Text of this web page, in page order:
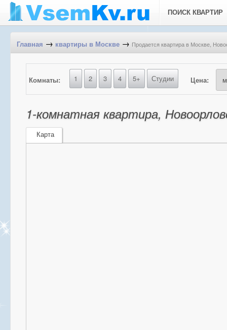
ПОИСК КВАРТИР
Главная → квартиры в Москве → Продается квартира в Москве,
Комнаты: 1 2 3 4 5+ Студии Цена:
1-комнатная квартира,
Карта